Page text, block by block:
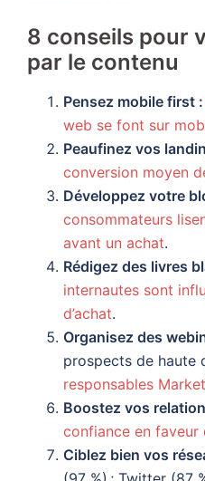
8 conseils pour
par le contenu
Pensez mobile first :
web se font sur
Peaufinez vos
conversion moyen
Développez votre
consommateurs
avant un achat.
Rédigez des livres
internautes sont
d’achat.
Organisez des
prospects de haute
responsables
Boostez vos
confiance en faveur
Ciblez bien vos